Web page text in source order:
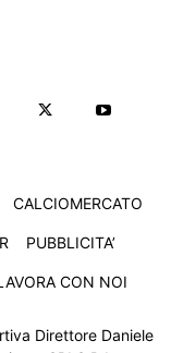
CALCIOMERCATO
PUBBLICITA’
CON NOI
Direttore Daniele